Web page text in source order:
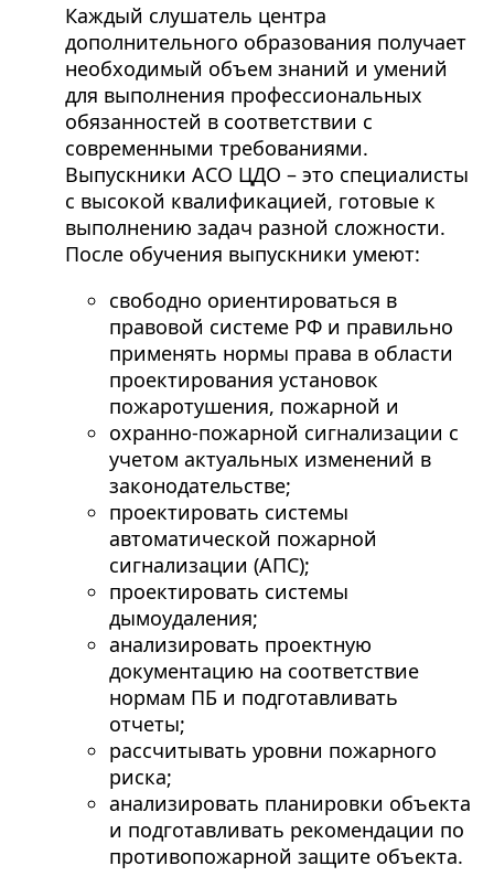
Каждый слушатель центра
дополнительного образования получает
необходимый объем знаний и умений
для выполнения профессиональных
обязанностей в соответствии с
современными требованиями.
Выпускники АСО ЦДО – это специалисты
с высокой квалификацией, готовые к
выполнению задач разной сложности.
После обучения выпускники умеют:
свободно ориентироваться в
правовой системе РФ и правильно
применять нормы права в области
проектирования установок
пожаротушения, пожарной и
охранно-пожарной сигнализации с
учетом актуальных изменений в
законодательстве;
проектировать системы
автоматической пожарной
сигнализации (АПС);
проектировать системы
дымоудаления;
анализировать проектную
документацию на соответствие
нормам ПБ и подготавливать
отчеты;
рассчитывать уровни пожарного
риска;
анализировать планировки объекта
и подготавливать рекомендации по
противопожарной защите объекта.